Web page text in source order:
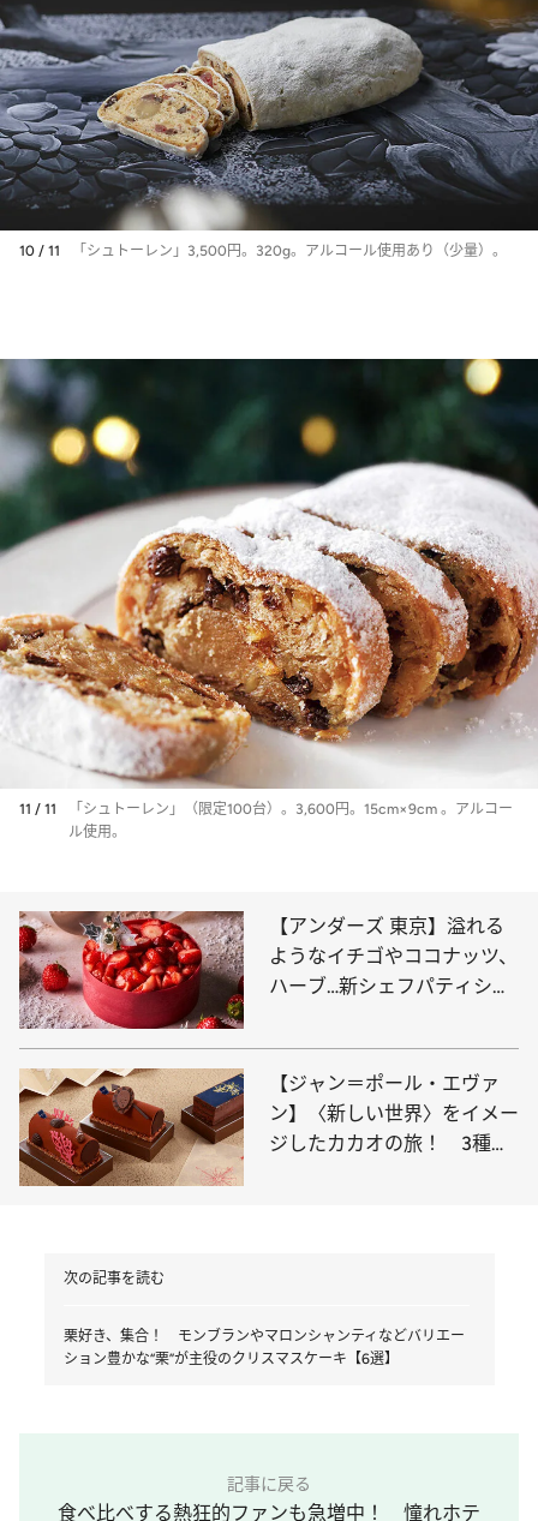
10 / 11 「シュトーレン」3,500円。320g。アルコール使用あり（少量）。
11 / 11
「シュトーレン」（限定100台）。3,600円。15cm×9cm 。アルコー
ル使用。
【アンダーズ 東京】溢れる
ようなイチゴやココナッツ、
ハーブ…新シェフパティシエ
【ジャン＝ポール・エヴァ
ン】〈新しい世界〉をイメー
ジしたカカオの旅！ 3種の
次の記事を読む
栗好き、集合！ モンブランやマロンシャンティなどバリエー
ション豊かな“栗”が主役のクリスマスケーキ【6選】
記事に戻る
食べ比べする熱狂的ファンも急増中！ 憧れホテ